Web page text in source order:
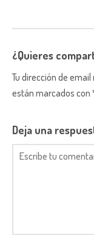
¿Quieres
Tu dirección de
están marcados con
Deja una